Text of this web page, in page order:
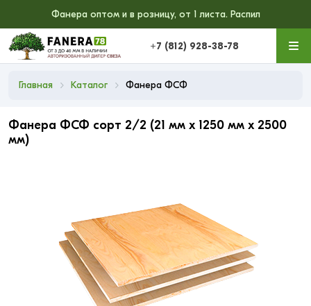
Фанера оптом и в розницу, от 1 листа. Распил
+7 (812) 928-38-78
Главная Каталог Фанера ФСФ
Фанера ФСФ сорт 2/2 (21 мм x 1250 мм x 2500
мм)